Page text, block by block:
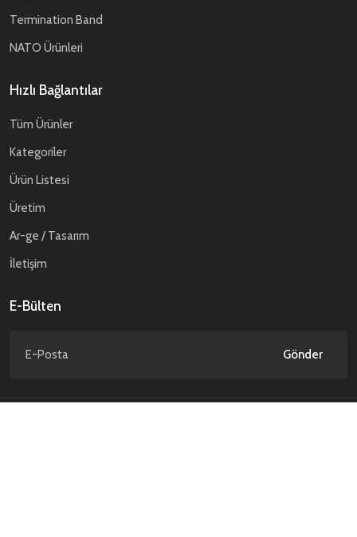
Termination Band
NATO Ürünleri
Hızlı Bağlantılar
Tüm Ürünler
Kategoriler
Ürün Listesi
Üretim
Ar-ge / Tasarım
İletişim
E-Bülten
Gönder